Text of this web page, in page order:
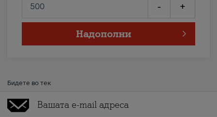
- +
Надополни
Бидете во тек